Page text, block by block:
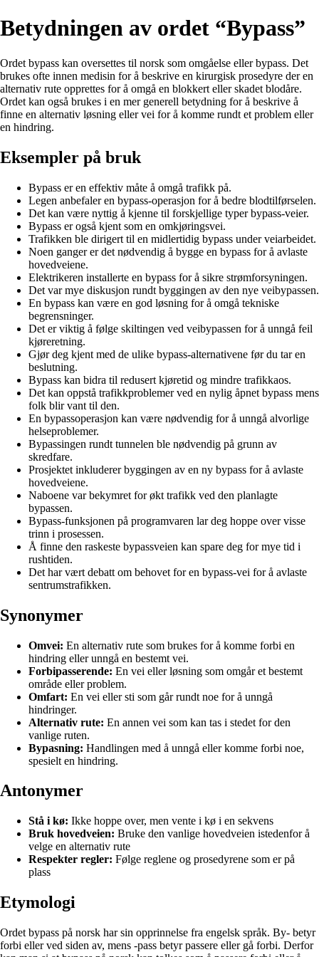
Betydningen av ordet “Bypass”
Ordet bypass kan oversettes til norsk som omgåelse eller bypass. Det
brukes ofte innen medisin for å beskrive en kirurgisk prosedyre der en
alternativ rute opprettes for å omgå en blokkert eller skadet blodåre.
Ordet kan også brukes i en mer generell betydning for å beskrive å
finne en alternativ løsning eller vei for å komme rundt et problem eller
en hindring.
Eksempler på bruk
Bypass er en effektiv måte å omgå trafikk på.
Legen anbefaler en bypass-operasjon for å bedre blodtilførselen.
Det kan være nyttig å kjenne til forskjellige typer bypass-veier.
Bypass er også kjent som en omkjøringsvei.
Trafikken ble dirigert til en midlertidig bypass under veiarbeidet.
Noen ganger er det nødvendig å bygge en bypass for å avlaste
hovedveiene.
Elektrikeren installerte en bypass for å sikre strømforsyningen.
Det var mye diskusjon rundt byggingen av den nye veibypassen.
En bypass kan være en god løsning for å omgå tekniske
begrensninger.
Det er viktig å følge skiltingen ved veibypassen for å unngå feil
kjøreretning.
Gjør deg kjent med de ulike bypass-alternativene før du tar en
beslutning.
Bypass kan bidra til redusert kjøretid og mindre trafikkaos.
Det kan oppstå trafikkproblemer ved en nylig åpnet bypass mens
folk blir vant til den.
En bypassoperasjon kan være nødvendig for å unngå alvorlige
helseproblemer.
Bypassingen rundt tunnelen ble nødvendig på grunn av
skredfare.
Prosjektet inkluderer byggingen av en ny bypass for å avlaste
hovedveiene.
Naboene var bekymret for økt trafikk ved den planlagte
bypassen.
Bypass-funksjonen på programvaren lar deg hoppe over visse
trinn i prosessen.
Å finne den raskeste bypassveien kan spare deg for mye tid i
rushtiden.
Det har vært debatt om behovet for en bypass-vei for å avlaste
sentrumstrafikken.
Synonymer
Omvei: En alternativ rute som brukes for å komme forbi en
hindring eller unngå en bestemt vei.
Forbipasserende: En vei eller løsning som omgår et bestemt
område eller problem.
Omfart: En vei eller sti som går rundt noe for å unngå
hindringer.
Alternativ rute: En annen vei som kan tas i stedet for den
vanlige ruten.
Bypasning: Handlingen med å unngå eller komme forbi noe,
spesielt en hindring.
Antonymer
Stå i kø: Ikke hoppe over, men vente i kø i en sekvens
Bruk hovedveien: Bruke den vanlige hovedveien istedenfor å
velge en alternativ rute
Respekter regler: Følge reglene og prosedyrene som er på
plass
Etymologi
Ordet bypass på norsk har sin opprinnelse fra engelsk språk. By- betyr
forbi eller ved siden av, mens -pass betyr passere eller gå forbi. Derfor